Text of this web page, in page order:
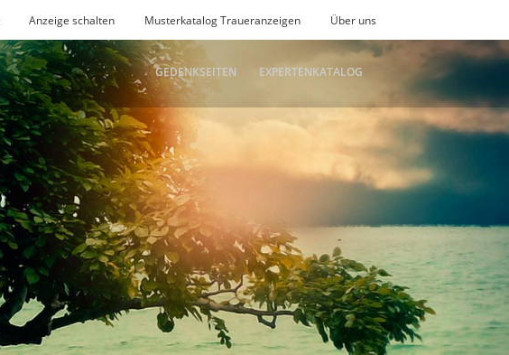
Anzeige schalten Musterkatalog Traueranzeigen Über uns
GEDENKSEITEN EXPERTENKATALOG